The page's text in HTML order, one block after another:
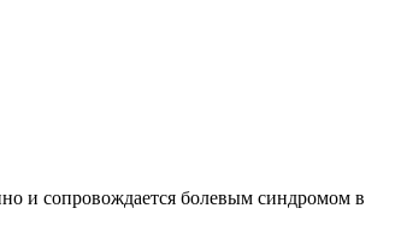
и сопровождается болевым синдромом в